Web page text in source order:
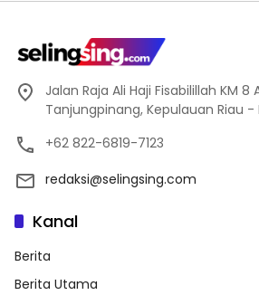
Jalan Raja Ali Haji Fisabilillah KM 8
Tanjungpinang, Kepulauan Riau -
+62 822-6819-7123
redaksi@selingsing.com
Kanal
Berita
Berita Utama